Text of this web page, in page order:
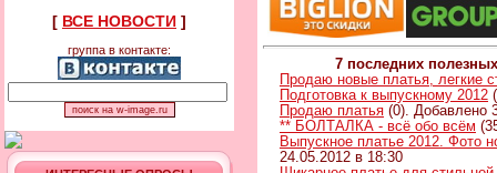
[ ВСЕ НОВОСТИ ]
группа в контакте:
7 последних
Продаю новые платья, легкие
Подготовка к выпускному 2012
Продаю платья (0). Добавлено
** БОЛТАЛКА - всё обо всём
Выпускное платье 2012. Фото
24.05.2012 в 18:30